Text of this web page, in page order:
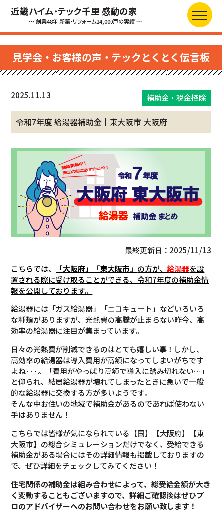
近畿ハイム・テック千里 感動の家
～ 創業48年 新築・リフォーム24,000戸の実績 ～
見学会・お客様の声・テックとくとく伝言板
2025.11.13 補助金・税金控除
令和7年度 給湯器補助金┃東大阪市 大阪府
最終更新日：2025/11/13
こちらでは、
「大阪府」「東大阪市」 の方が、給湯器を設
置される際に受け取ることができる、令和7年度の補助金情
報を公開しております。
給湯器には「ガス給湯器」「エコキュート」などいろいろ
な種類がありますが、光熱費の高騰が止まらない昨今、高
効率の給湯器に注目が集まっています。
日々の光熱費が削減できるのはとても嬉しい事！しかし、
高効率の給湯器は導入費用が高額になってしまいがちです
よね･･･。「費用がやっぱり高額で導入に踏み切れない…」
と仰られ、結局給湯器が壊れてしまったときに急いで一般
的な給湯器に交換する方が多いようです。
そんな中お住いの地域で補助金があるのであれば使わない
手はありません！
こちらでは皆様が気になられている【国】【大阪府】【東
大阪市】の総合シミュレーションだけでなく、受給できる
補助金がある場合にはその詳細情報も掲載しておりますの
で、ぜひ詳細をチェックしてみてください！
住宅関係の補助金は組み合わせによって、総受給金額が大き
く変動することもございますので、詳細ご確認後はぜひプ
ロのアドバイザーへのお問い合わせをお願い致します！